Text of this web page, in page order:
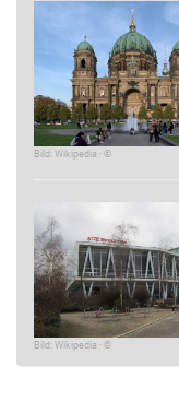
Bild: Wikipedia · ©
Bild: Wikipedia · ©